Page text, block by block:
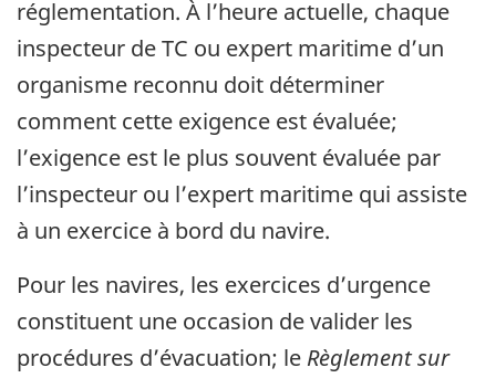
réglementation. À l’heure actuelle, chaque
inspecteur de TC ou expert maritime d’un
organisme reconnu doit déterminer
comment cette exigence est évaluée;
l’exigence est le plus souvent évaluée par
l’inspecteur ou l’expert maritime qui assiste
à un exercice à bord du navire.
Pour les navires, les exercices d’urgence
constituent une occasion de valider les
procédures d’évacuation; le Règlement sur